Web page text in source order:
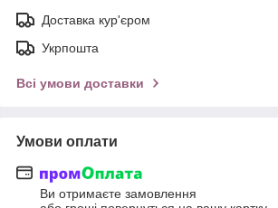
Доставка кур'єром
Укрпошта
Всі умови доставки
Умови оплати
Ви отримаєте замовлення